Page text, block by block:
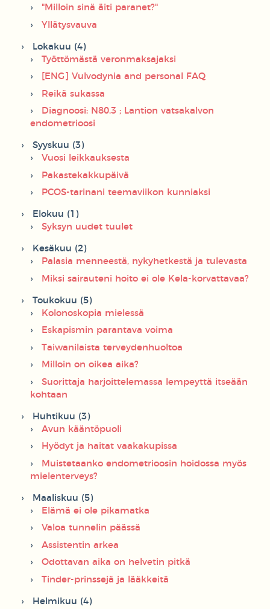
"Milloin sinä äiti paranet?"
Yllätysvauva
Lokakuu (4)
Työttömästä veronmaksajaksi
[ENG] Vulvodynia and personal FAQ
Reikä sukassa
Diagnoosi: N80.3 ; Lantion vatsakalvon
endometrioosi
Syyskuu (3)
Vuosi leikkauksesta
Pakastekakkupäivä
PCOS-tarinani teemaviikon kunniaksi
Elokuu (1)
Syksyn uudet tuulet
Kesäkuu (2)
Palasia menneestä, nykyhetkestä ja tulevasta
Miksi sairauteni hoito ei ole Kela-korvattavaa?
Toukokuu (5)
Kolonoskopia mielessä
Eskapismin parantava voima
Taiwanilaista terveydenhuoltoa
Milloin on oikea aika?
Suorittaja harjoittelemassa lempeyttä itseään
kohtaan
Huhtikuu (3)
Avun kääntöpuoli
Hyödyt ja haitat vaakakupissa
Muistetaanko endometrioosin hoidossa myös
mielenterveys?
Maaliskuu (5)
Elämä ei ole pikamatka
Valoa tunnelin päässä
Assistentin arkea
Odottavan aika on helvetin pitkä
Tinder-prinssejä ja lääkkeitä
Helmikuu (4)